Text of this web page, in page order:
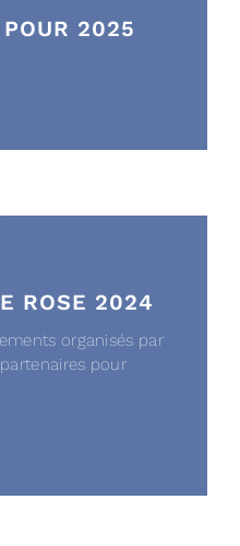
2025
ROSE 2024
organisés par
pour